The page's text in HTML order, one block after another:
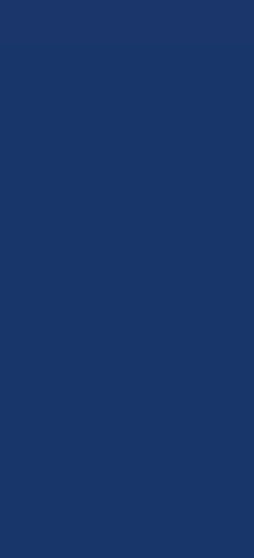
商管理学院全日制
学位研究生复试